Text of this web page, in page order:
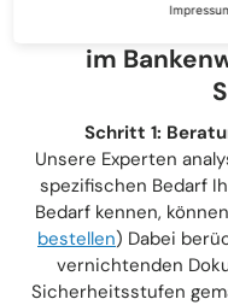
So
im
Schritt 1:
Unsere Experten
spezifischen Bedarf
Bedarf kennen,
bestellen) Dabei
vernichtenden
Sicherheitsstufen